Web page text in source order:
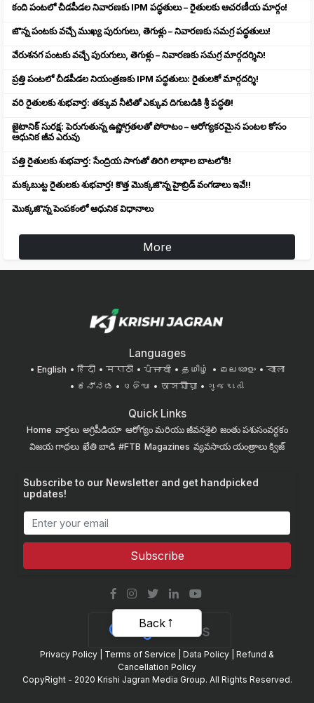
కంది పంటలో చీడపీడల నివారణకు IPM పద్ధతులు – రైతులకు ఆచరణీయ మార్గం!
జొన్న పంటకు వచ్చే ముఖ్య పురుగులు, తెగుళ్లు – నివారణకు సమగ్ర పద్ధతులు!
వేరుశనగ పంటకు వచ్చే పురుగులు, తెగుళ్లు – నివారణకు సమగ్ర మార్గదర్శిని!
ప్రత్తి పంటలో చీడపీడల నియంత్రణకు IPM పద్ధతులు: రైతులకో మార్గదర్శి!
వరి రైతులకు శుభవార్త: తక్కువ నీటితో ఎక్కువ దిగుబడికి శ్రీ పద్ధతి!
జైటానిక్ సురక్ష: పెరుగుతున్న ఉష్ణోగ్రతలతో పోరాటం – ఆరోగ్యకరమైన పంటల కోసం
ఆధునిక జీవ ఎరువు
పత్తి రైతులకు శుభవార్త: సేంద్రియ సాగుతో తిరిగి లాభాల బాటలోకి!
మక్కబుట్ట రైతులకు శుభవార్త! కొత్త మొక్కజొన్న హైబ్రిడ్ వంగడాలు ఇవే!!
మొక్కజొన్న పెంపకంలో ఆధునిక విధానాలు
More
Languages
English हिंदी मराठी ਪੰਜਾਬੀ தமிழ் മലയാളം
বাংলা
ಕನ್ನಡ
ଓଡିଆ অসমীয়া ગુજરાતી
Quick Links
Home వార్తలు అగ్రిపీడియా ఆరోగ్యం మరియు జీవనశైలి జంతు పశుసంవర్ధకం
విజయ గాథలు ఖేతి బాడి #FTB Magazines వ్యవసాయ యంత్రాలు క్విజ్
Subscribe to our Newsletter and get handpicked
updates!
Subscribe
Privacy Policy Terms of Service Data Policy
Refund &
Cancellation Policy
CopyRight - 2020 Krishi Jagran Media Group. All Rights Reserved.
Back